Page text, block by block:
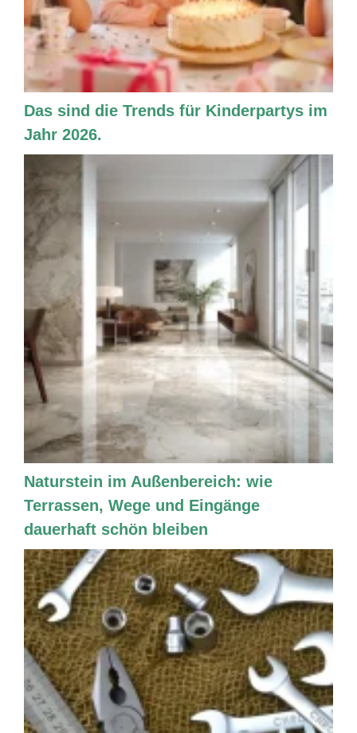
Das sind die Trends für Kinderpartys im
Jahr 2026.
Naturstein im Außenbereich: wie
Terrassen, Wege und Eingänge
dauerhaft schön bleiben